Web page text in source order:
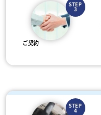
STEP
3
ご契約
STEP
4